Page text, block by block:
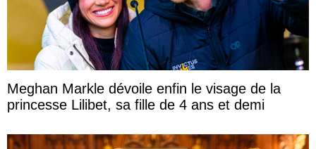
Meghan Markle dévoile enfin le visage de la
princesse Lilibet, sa fille de 4 ans et demi